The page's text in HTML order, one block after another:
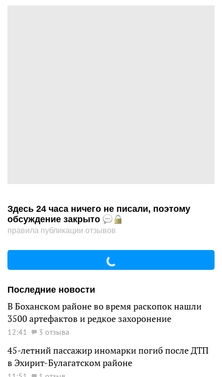
Здесь 24 часа ничего не писали, поэтому
обсуждение закрыто
правила публикации отзывов
Последние новости
В Боханском районе во время раскопок нашли
3500 артефактов и редкое захоронение
12:41 3 отзыва
45-летний пассажир иномарки погиб после ДТП
в Эхирит-Булагатском районе